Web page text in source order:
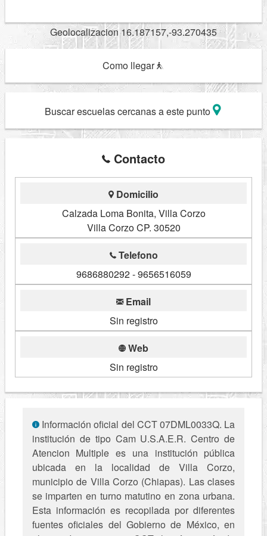
Geolocalizacion 16.187157,-93.270435
Como llegar
Buscar escuelas cercanas a este punto
Contacto
Domicilio
Calzada Loma Bonita, Villa Corzo
Villa Corzo CP. 30520
Telefono
9686880292 - 9656516059
Email
Sin registro
Web
Sin registro
Información oficial del CCT 07DML0033Q. La
institución de tipo Cam U.S.A.E.R. Centro de
Atencion Multiple es una institución pública
ubicada en la localidad de Villa Corzo,
municipio de Villa Corzo (Chiapas). Las clases
se imparten en turno matutino en zona urbana.
Esta información es recopilada por diferentes
fuentes oficiales del Gobierno de México, en